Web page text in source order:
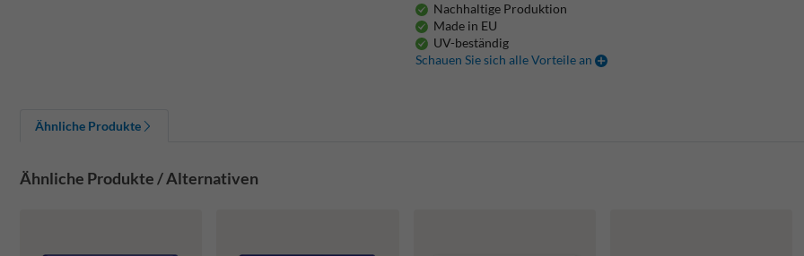
Nachhaltige Produktion
Made in EU
UV-beständig
Schauen Sie sich alle Vorteile an
Ähnliche Produkte
Ähnliche Produkte / Alternativen